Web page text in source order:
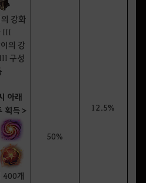
12.5%
강화
III
의 강
구성
아래
획득 >
400개
50%